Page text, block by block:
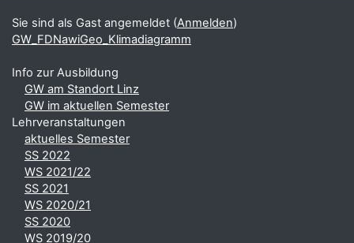
Sie sind als Gast angemeldet (Anmelden)
GW_FDNawiGeo_Klimadiagramm
Info zur Ausbildung
GW am Standort Linz
GW im aktuellen Semester
Lehrveranstaltungen
aktuelles Semester
SS 2022
WS 2021/22
SS 2021
WS 2020/21
SS 2020
WS 2019/20